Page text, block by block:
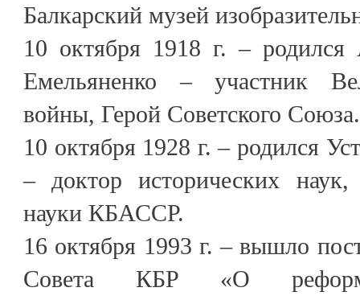
Балкарский музей
10 октября 1918 г. – родился
Емельяненко – участник
войны, Герой Советского Союза.
10 октября 1928 г. – родился
– доктор исторических наук,
науки КБАССР.
16 октября 1993 г. – вышло
Совета КБР «О